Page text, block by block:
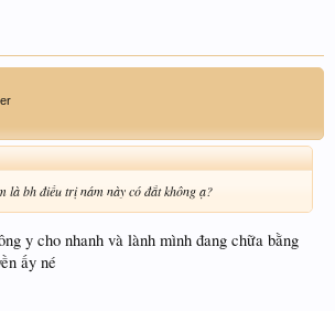
là bh điều trị nám này có đắt không ạ?
y cho nhanh và lành mình đang chữa bằng
ấy né